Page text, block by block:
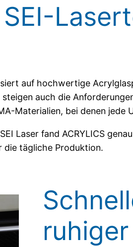
auf hochwertige
auch die
Materialien, bei denen
Laser fand ACRYLICS
die tägliche Produktion.